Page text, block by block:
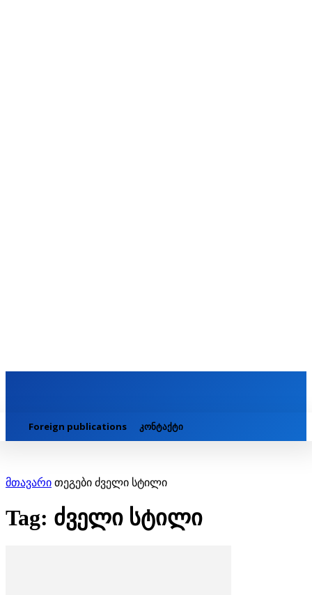
Foreign publications კონტაქტი
მთავარი თეგები ძველი სტილი
Tag: ძველი სტილი